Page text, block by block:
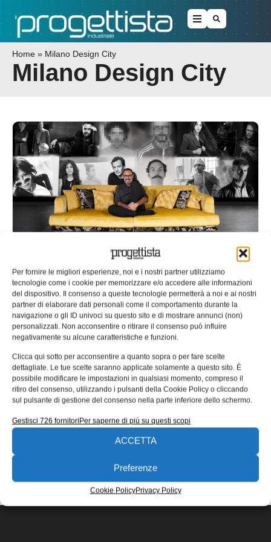
Per fornire le migliori esperienze, noi e i nostri partner utilizziamo
tecnologie come i cookie per memorizzare e/o accedere alle informazioni
del dispositivo. Il consenso a queste tecnologie permetterà a noi e ai nostri
partner di elaborare dati personali come il comportamento durante la
navigazione o gli ID univoci su questo sito e di mostrare annunci (non)
personalizzati. Non acconsentire o ritirare il consenso può influire
negativamente su alcune caratteristiche e funzioni.
Clicca qui sotto per acconsentire a quanto sopra o per fare scelte
dettagliate. Le tue scelte saranno applicate solamente a questo sito. È
possibile modificare le impostazioni in qualsiasi momento, compreso il
ritiro del consenso, utilizzando i pulsanti della Cookie Policy o cliccando
sul pulsante di gestione del consenso nella parte inferiore dello schermo.
Gestisci 726 fornitoriPer saperne di più su questi scopi
ACCETTA
Preferenze
Cookie PolicyPrivacy Policy
Home » Milano Design City
Milano Design City
Mitsubishi Electric a Milano Design
City con Castrignano
Mitsubishi Electric partecipa a Milano Design City con
Andrea Castrignano. Il 7 ottobre in programma un talk di
approfondimento per
Redazione 30/09/2020
EDICOLA WEB